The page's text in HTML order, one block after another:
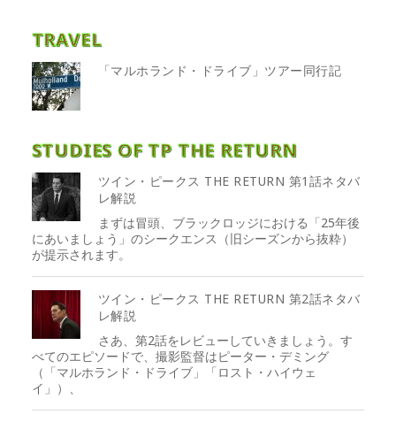
TRAVEL
「マルホランド・ドライブ」ツアー同行記
STUDIES OF TP THE RETURN
ツイン・ピークス THE RETURN 第1話ネタバ
レ解説
まずは冒頭、ブラックロッジにおける「25年後
にあいましょう」のシークエンス（旧シーズンから抜粋）
が提示されます。
ツイン・ピークス THE RETURN 第2話ネタバ
レ解説
さあ、第2話をレビューしていきましょう。す
べてのエピソードで、撮影監督はピーター・デミング
（「マルホランド・ドライブ」「ロスト・ハイウェ
イ」）、